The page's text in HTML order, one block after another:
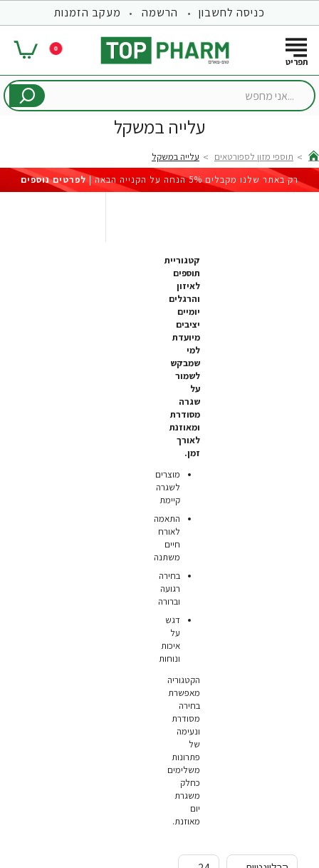
כניסה לחשבון הרשמה מעקב הזמנות
0
...אני
עלייה במשקל
home
תוספי מזון לספורטאים
עלייה במשקל
רק באתר שלנו מקבלים 5% הנחה על הקנייה הבאה |
לפרטים נוספים
קטגוריית
תוספים
לאיזון
והרגלים
יומיים
יציבים
מיועדת
למי
שמבקש
לשמור
על
שגרה
מסודרת
ומאוזנת
לאורך
זמן.
מוצרים
לשגרה
קיימת
התאמה
לאורח
חיים
משתנה
בחירה
רגועה
וברורה
דגש
על
איכות
ונוחות
הקטגוריה
מאפשרת
בחירה
מסודרת
ונעימה
של
פתרונות
משלימים
כחלק
משגרת
יום
מאוזנת.